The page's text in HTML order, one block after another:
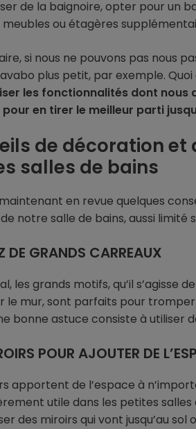
de la baignoire, opter pour un
meubles ou étagères
si nous ne pouvons pas nous
plus petit, par exemple. Quoi
les fonctionnalités dont nous
en tirer le meilleur parti
de décoration et
salles de bains
en revue quelques
notre salle de bains, aussi limité
DE GRANDS CARREAUX
les grands motifs, qu’il s’agisse
le mur, sont parfaits pour
bonne astuce consiste à utiliser
POUR AJOUTER DE
apportent de l’espace à
utile dans les petites salles
des miroirs qui vont jusqu’au